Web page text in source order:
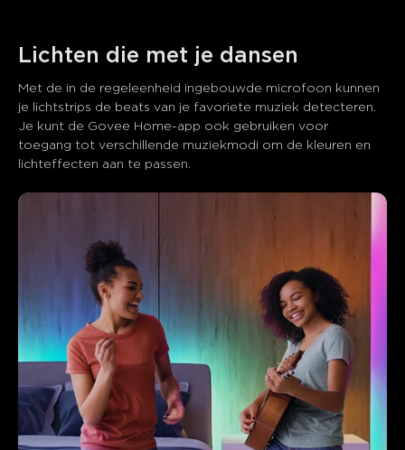
Lichten die met je dansen
Met de in de regeleenheid ingebouwde microfoon kunnen
je lichtstrips de beats van je favoriete muziek detecteren.
Je kunt de Govee Home-app ook gebruiken voor
toegang tot verschillende muziekmodi om de kleuren en
lichteffecten aan te passen.